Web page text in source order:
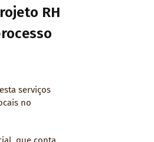
RH
serviços
no